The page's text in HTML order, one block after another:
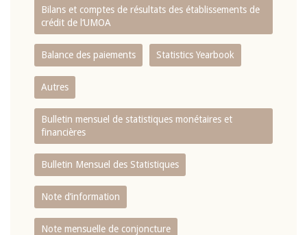
Bilans et comptes de résultats des établissements de
crédit de l‘UMOA
Balance des paiements Statistics Yearbook
Autres
Bulletin mensuel de statistiques monétaires et
financières
Bulletin Mensuel des Statistiques
Note d’information
Note mensuelle de conjoncture